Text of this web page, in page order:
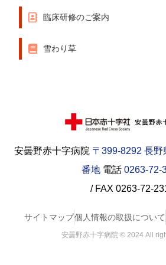
臨床研修のご案内
雪わり草
安曇野赤十字病院 〒399-8292 長
番地 電話 0263-72-
/ FAX 0263-72-
サイトマップ個人情報の取扱について
安曇野赤十字病院 © 2024 All